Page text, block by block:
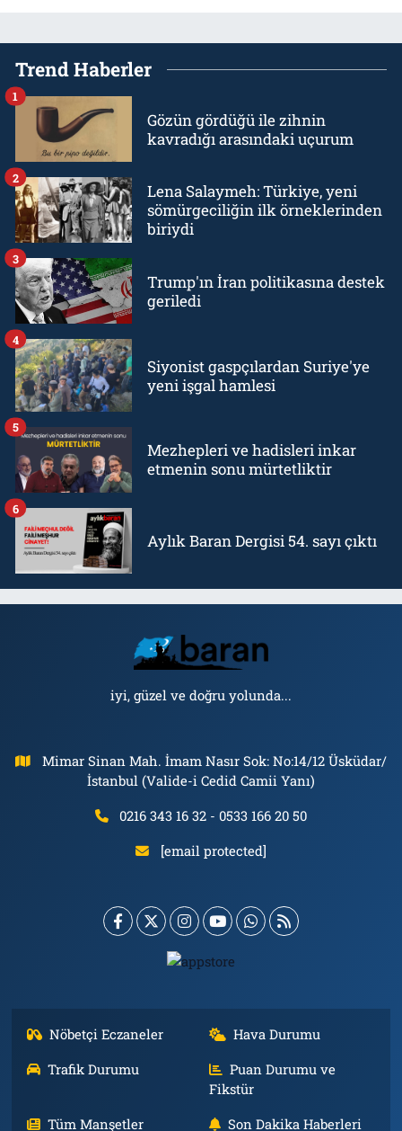
Trend Haberler
Gözün gördüğü ile zihnin
kavradığı arasındaki uçurum
1
Lena Salaymeh: Türkiye, yeni
sömürgeciliğin ilk örneklerinden
biriydi
2
Trump'ın İran politikasına destek
geriledi
3
Siyonist gaspçılardan Suriye'ye
yeni işgal hamlesi
4
Mezhepleri ve hadisleri inkar
etmenin sonu mürtetliktir
5
Aylık Baran Dergisi 54. sayı çıktı
6
iyi, güzel ve doğru yolunda...
Mimar Sinan Mah. İmam Nasır Sok: No:14/12 Üsküdar/
İstanbul (Valide-i Cedid Camii Yanı)
0216 343 16 32 - 0533 166 20 50
[email protected]
Nöbetçi Eczaneler
Hava Durumu
Trafik Durumu
Puan Durumu ve
Fikstür
Tüm Manşetler
Son Dakika Haberleri